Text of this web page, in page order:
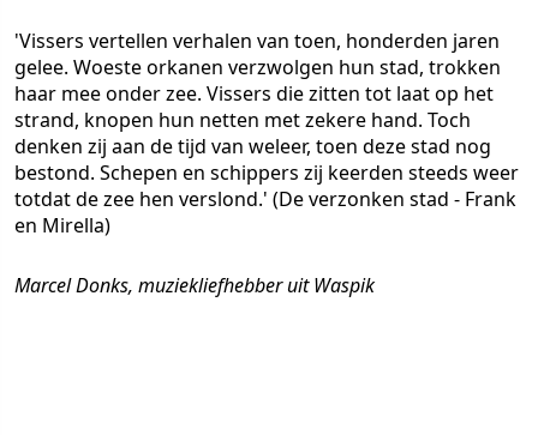
'Vissers vertellen verhalen van toen, honderden jaren
gelee. Woeste orkanen verzwolgen hun stad, trokken
haar mee onder zee. Vissers die zitten tot laat op het
strand, knopen hun netten met zekere hand. Toch
denken zij aan de tijd van weleer, toen deze stad nog
bestond. Schepen en schippers zij keerden steeds weer
totdat de zee hen verslond.' (De verzonken stad - Frank
en Mirella)
Marcel Donks, muziekliefhebber uit Waspik